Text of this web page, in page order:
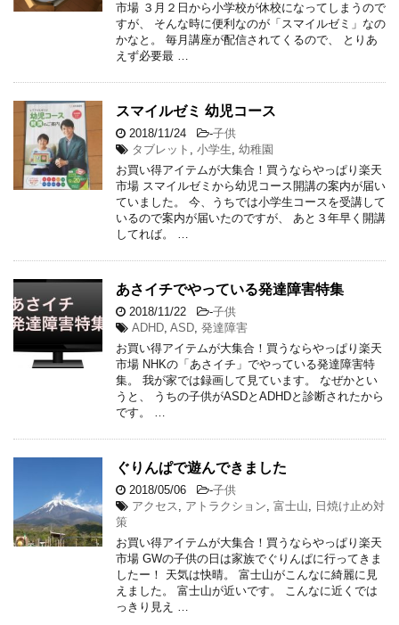
市場 ３月２日から小学校が休校になってしまうので
すが、 そんな時に便利なのが「スマイルゼミ」なの
かなと。 毎月講座が配信されてくるので、 とりあ
えず必要最 …
スマイルゼミ 幼児コース
2018/11/24 -子供
タブレット , 小学生, 幼稚園
お買い得アイテムが大集合！買うならやっぱり楽天
市場 スマイルゼミから幼児コース開講の案内が届い
ていました。 今、うちでは小学生コースを受講して
いるので案内が届いたのですが、 あと３年早く開講
してれば。 …
あさイチでやっている発達障害特集
2018/11/22 -子供
ADHD, ASD, 発達障害
お買い得アイテムが大集合！買うならやっぱり楽天
市場 NHKの「あさイチ」でやっている発達障害特
集。 我が家では録画して見ています。 なぜかとい
うと、 うちの子供がASDとADHDと診断されたから
です。 …
ぐりんぱで遊んできました
2018/05/06 -子供
アクセス , アトラクション, 富士山, 日焼け止め対
策
お買い得アイテムが大集合！買うならやっぱり楽天
市場 GWの子供の日は家族でぐりんぱに行ってきま
したー！ 天気は快晴。 富士山がこんなに綺麗に見
えました。 富士山が近いです。 こんなに近くでは
っきり見え …